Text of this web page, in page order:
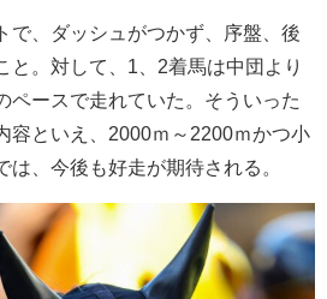
で、ダッシュがつかず、序盤、後
と。対して、1、2着馬は中団より
ペースで走れていた。そういった
容といえ、2000ｍ～2200ｍかつ小
は、今後も好走が期待される。